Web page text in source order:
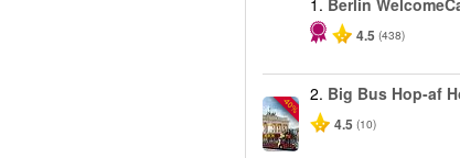
1. Berlin
4.5 (438)
-40%
2. Big Bus Hop-af
4.5 (10)